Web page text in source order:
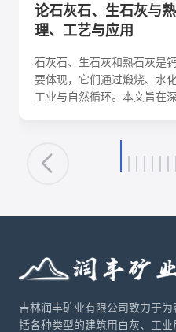
论石灰石、生石灰与
理、工艺与应用
石灰石、生石灰和熟石灰是
要体现，它们通过煅烧、水
工业与自然循环。本文旨在
优化生产工艺、降低能耗、
意义。
吉林润丰矿业有限公司致力于
括各种类型的建筑用白灰、工